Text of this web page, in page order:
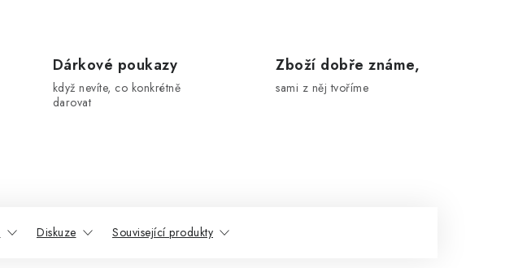
Dárkové poukazy
když nevíte, co konkrétně
darovat
Zboží dobře známe,
sami z něj tvoříme
Diskuze Související produkty